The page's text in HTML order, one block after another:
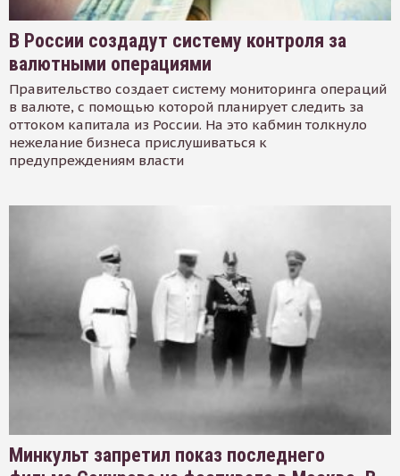
В России создадут систему контроля за
валютными операциями
Правительство создает систему мониторинга операций
в валюте, с помощью которой планирует следить за
оттоком капитала из России. На это кабмин толкнуло
нежелание бизнеса прислушиваться к
предупреждениям власти
Минкульт запретил показ последнего